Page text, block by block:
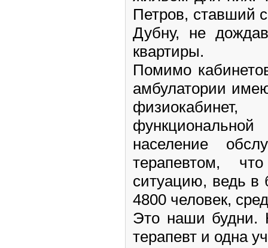
Петров, ставший
Дубну, не
квартиры.
Помимо
амбулатории
физиокабинет,
население
терапевтом,
ситуацию, ведь в
4800 человек,
Это наши будни.
терапевт и одна